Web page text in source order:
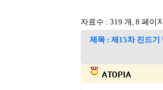
자료수 : 319 개, 8 페이
제목 : 제15차 진드기